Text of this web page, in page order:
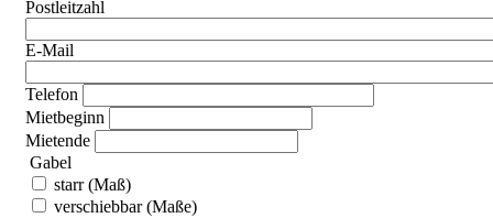
Postleitzahl
E-Mail
Telefon
Mietbeginn
Mietende
Gabel
starr (Maß)
verschiebbar (Maße)